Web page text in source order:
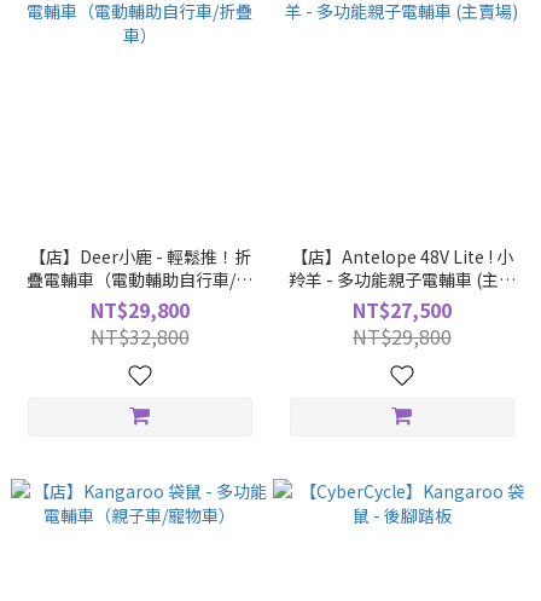
【店】Deer小鹿 - 輕鬆推！折
疊電輔車（電動輔助自行車/折
疊車）
NT$29,800
NT$32,800
【店】Antelope 48V Lite ! 小
羚羊 - 多功能親子電輔車 (主賣
場)
NT$27,500
NT$29,800